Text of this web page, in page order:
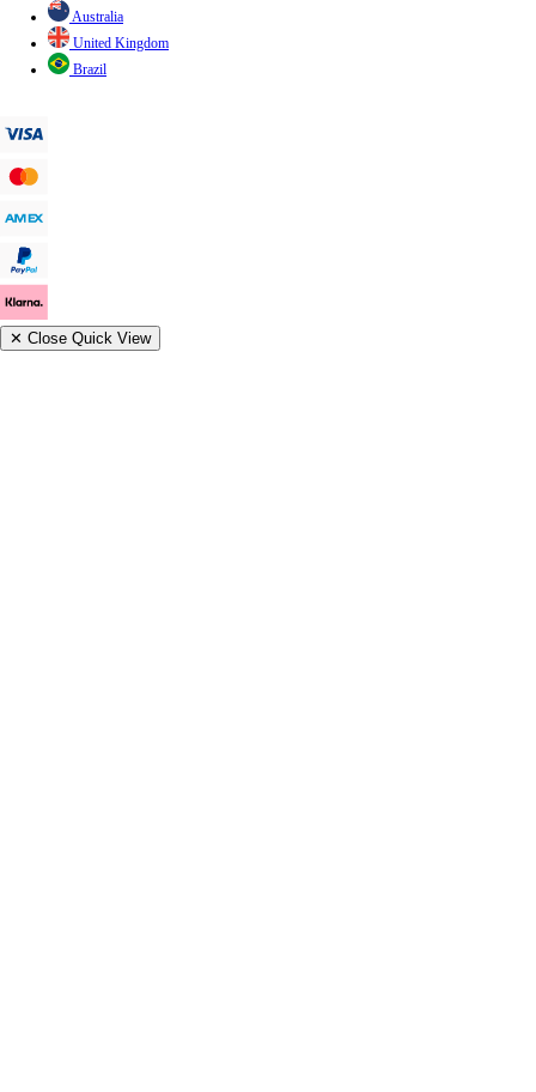
Australia
United Kingdom
Brazil
✕ Close Quick View